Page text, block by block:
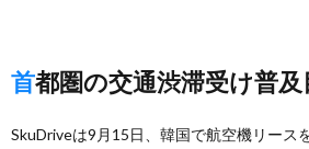
首都圏の交通渋滞受け普
SkuDriveは9月15日、韓国で航空機リース